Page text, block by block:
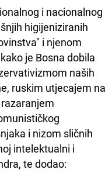
i nacionalnog
higijeniziranih
i njenom
je Bosna dobila
naših
ruskim utjecajem na
i nizom sličnih
intelektualni i
te dodao: